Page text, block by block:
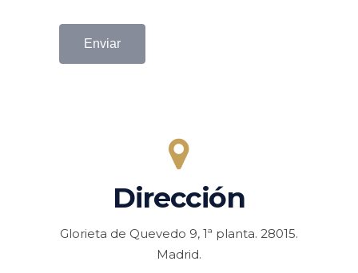
Dirección
Glorieta de Quevedo 9, 1ª planta. 28015.
Madrid.